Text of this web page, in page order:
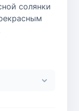
солянки